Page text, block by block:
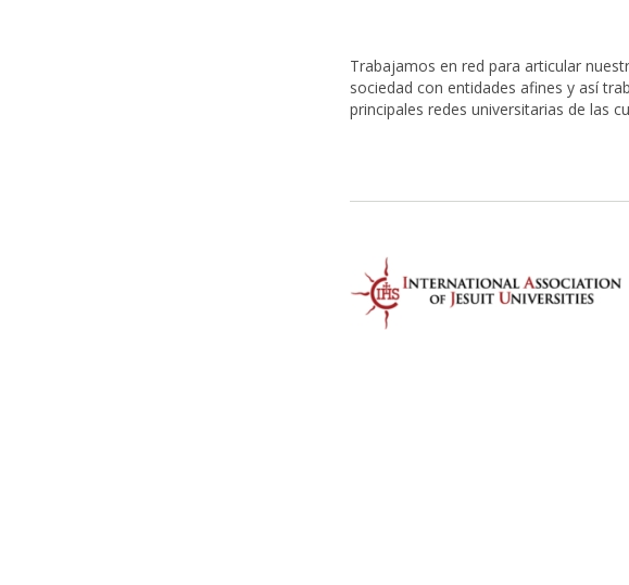
Trabajamos en red para articular
sociedad con entidades afines y así
principales redes universitarias de las